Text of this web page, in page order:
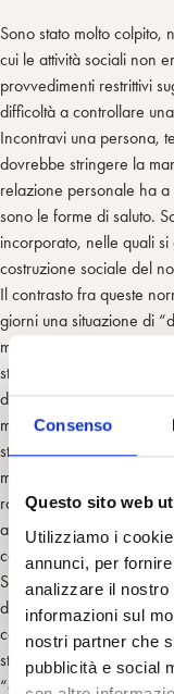
Consenso
Questo sito web
Utilizziamo i
annunci, per
analizzare il
informazioni sul
nostri partner che
pubblicità e social
Sono stato molto
cui le attività sociali non
provvedimenti restrittivi
difficoltà a controllare
Incontravi una persona,
dovrebbe stringere la
relazione personale ha
sono le forme di saluto.
incorporato, nelle quali
costruzione sociale del
Il contrasto fra queste
giorni una situazione di
magari da una battuta
stringendosi la mano. Lo
dimensione corporea sia
modificata. Nella fase
stiamo attraversando, è
medio-lunghi la reazione
routine giornaliere. Così
alcune attività relazionali
caso delle sedute
Se Freud avesse potuto
diverso il setting
corpi e agli elementi di
stipavano il suo studio,
“archeologica”